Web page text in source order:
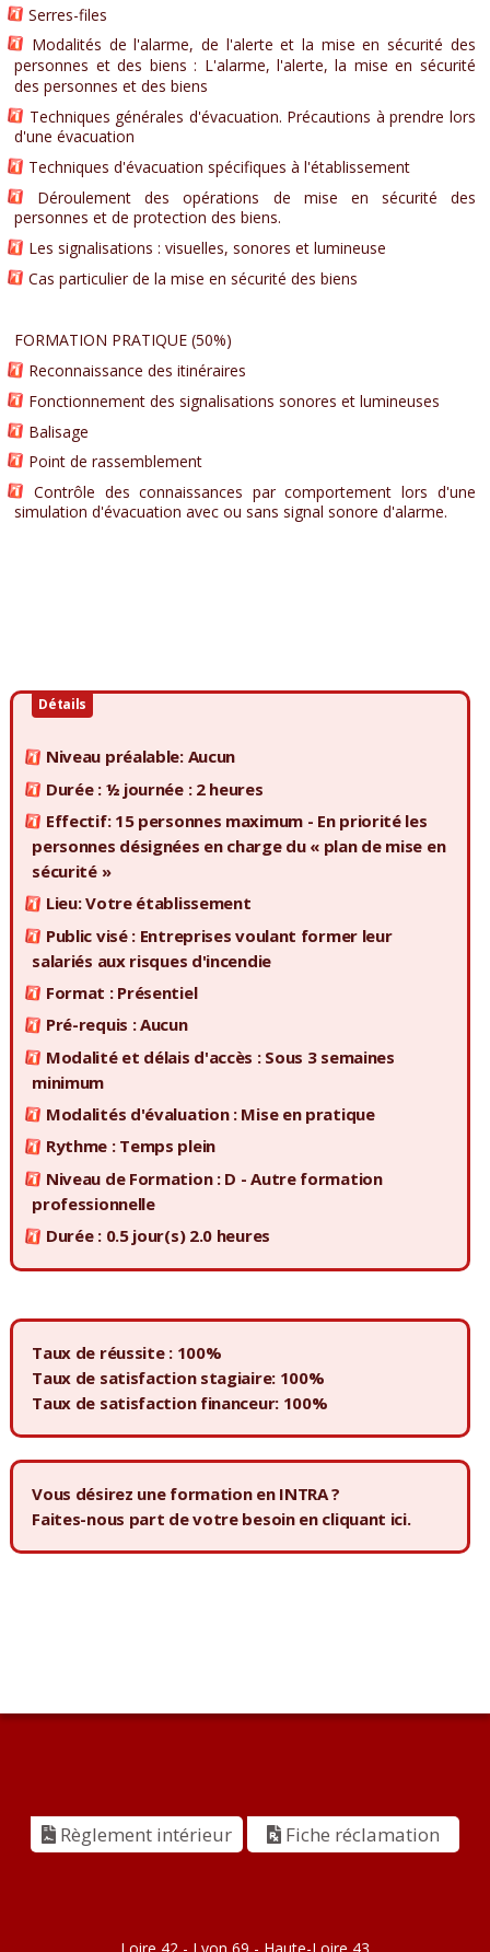
Serres-files
Modalités de l'alarme, de l'alerte et la mise en sécurité des
personnes et des biens : L'alarme, l'alerte, la mise en sécurité
des personnes et des biens
Techniques générales d'évacuation. Précautions à prendre lors
d'une évacuation
Techniques d'évacuation spécifiques à l'établissement
Déroulement des opérations de mise en sécurité des
personnes et de protection des biens.
Les signalisations : visuelles, sonores et lumineuse
Cas particulier de la mise en sécurité des biens
FORMATION PRATIQUE (50%)
Reconnaissance des itinéraires
Fonctionnement des signalisations sonores et lumineuses
Balisage
Point de rassemblement
Contrôle des connaissances par comportement lors d'une
simulation d'évacuation avec ou sans signal sonore d'alarme.
Détails
Niveau préalable: Aucun
Durée : ½ journée : 2 heures
Effectif: 15 personnes maximum - En priorité les
personnes désignées en charge du « plan de mise en
sécurité »
Lieu: Votre établissement
Public visé : Entreprises voulant former leur
salariés aux risques d'incendie
Format : Présentiel
Pré-requis : Aucun
Modalité et délais d'accès : Sous 3 semaines
minimum
Modalités d'évaluation : Mise en pratique
Rythme : Temps plein
Niveau de Formation : D - Autre formation
professionnelle
Durée : 0.5 jour(s) 2.0 heures
Taux de réussite : 100%
Taux de satisfaction stagiaire: 100%
Taux de satisfaction financeur: 100%
Vous désirez une formation en INTRA ?
Faites-nous part de votre besoin en cliquant ici.
Règlement intérieur Fiche réclamation
Loire 42 - Lyon 69 - Haute-Loire 43